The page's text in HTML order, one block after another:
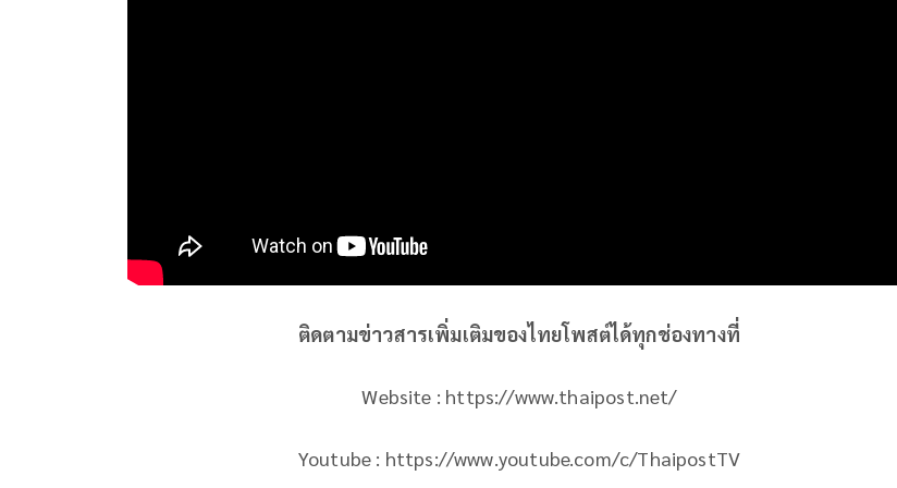
ติดตามข่าวสารเพิ่มเติมของไทยโพสต์ได้ทุกช่องทางที่
Website : https://www.thaipost.net/
Youtube : https://www.youtube.com/c/ThaipostTV